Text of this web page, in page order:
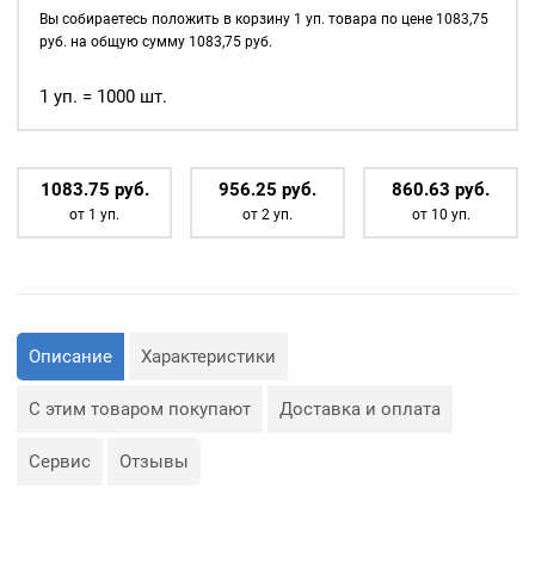
используются для
Сфера применения
люверсов очень обширная:
— Производство обуви и
одежды;
— Изготовление сумок;
— Крепление штор;
— Изготовление различных
полиграфия.
цв.
1000шт.
Вы собираетесь положить в корзину 1 уп. товара по цене 1083,75
руб. на общую сумму 1083,75руб.
1 уп. = 1000 шт.
1083.75 руб.
от 1 уп.
956.25 руб.
от 2 уп.
860.63 руб.
от 10 уп.
Описание Характеристики
С этим товаром покупают Доставка и оплата
Сервис Отзывы